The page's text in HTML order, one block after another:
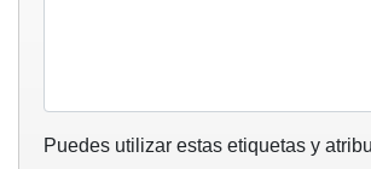
Puedes utilizar estas etiquetas y